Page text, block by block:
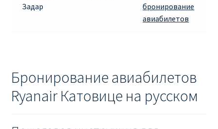
Задар
бронирование
авиабилетов
Бронирование авиабилетов
Ryanair Катовице на русском